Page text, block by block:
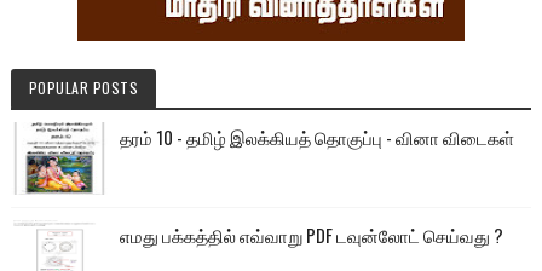
POPULAR POSTS
தரம் 10 - தமிழ் இலக்கியத் தொகுப்பு - வினா விடைகள்
எமது பக்கத்தில் எவ்வாறு PDF டவுன்லோட் செய்வது ?